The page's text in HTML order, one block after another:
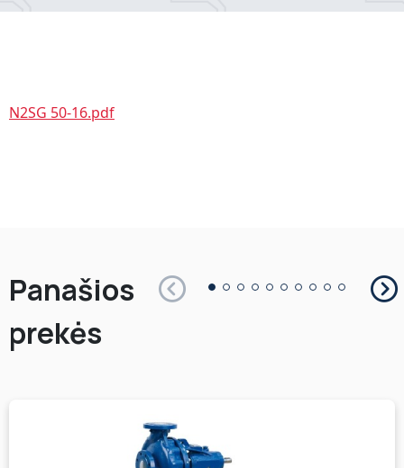
N2SG 50-16.pdf
Panašios
prekės